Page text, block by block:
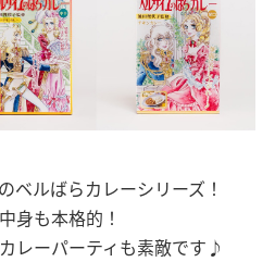
ベルばらカレーシリーズ！
身も本格的！
レーパーティも素敵です♪